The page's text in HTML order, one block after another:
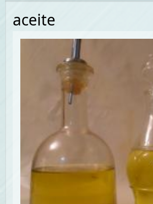
aceite